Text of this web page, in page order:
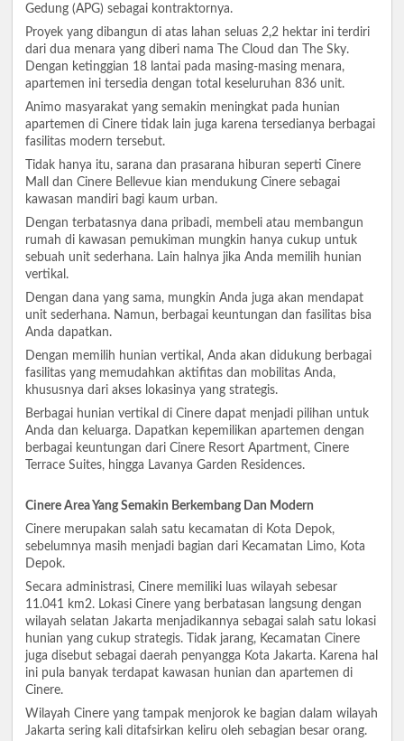
Gedung (APG) sebagai kontraktornya.
Proyek yang dibangun di atas lahan seluas 2,2 hektar ini terdiri
dari dua menara yang diberi nama The Cloud dan The Sky.
Dengan ketinggian 18 lantai pada masing-masing menara,
apartemen ini tersedia dengan total keseluruhan 836 unit.
Animo masyarakat yang semakin meningkat pada hunian
apartemen di Cinere tidak lain juga karena tersedianya berbagai
fasilitas modern tersebut.
Tidak hanya itu, sarana dan prasarana hiburan seperti Cinere
Mall dan Cinere Bellevue kian mendukung Cinere sebagai
kawasan mandiri bagi kaum urban.
Dengan terbatasnya dana pribadi, membeli atau membangun
rumah di kawasan pemukiman mungkin hanya cukup untuk
sebuah unit sederhana. Lain halnya jika Anda memilih hunian
vertikal.
Dengan dana yang sama, mungkin Anda juga akan mendapat
unit sederhana. Namun, berbagai keuntungan dan fasilitas bisa
Anda dapatkan.
Dengan memilih hunian vertikal, Anda akan didukung berbagai
fasilitas yang memudahkan aktifitas dan mobilitas Anda,
khususnya dari akses lokasinya yang strategis.
Berbagai hunian vertikal di Cinere dapat menjadi pilihan untuk
Anda dan keluarga. Dapatkan kepemilikan apartemen dengan
berbagai keuntungan dari Cinere Resort Apartment, Cinere
Terrace Suites, hingga Lavanya Garden Residences.
Cinere Area Yang Semakin Berkembang Dan Modern
Cinere merupakan salah satu kecamatan di Kota Depok,
sebelumnya masih menjadi bagian dari Kecamatan Limo, Kota
Depok.
Secara administrasi, Cinere memiliki luas wilayah sebesar
11.041 km2. Lokasi Cinere yang berbatasan langsung dengan
wilayah selatan Jakarta menjadikannya sebagai salah satu lokasi
hunian yang cukup strategis. Tidak jarang, Kecamatan Cinere
juga disebut sebagai daerah penyangga Kota Jakarta. Karena hal
ini pula banyak terdapat kawasan hunian dan apartemen di
Cinere.
Wilayah Cinere yang tampak menjorok ke bagian dalam wilayah
Jakarta sering kali ditafsirkan keliru oleh sebagian besar orang.